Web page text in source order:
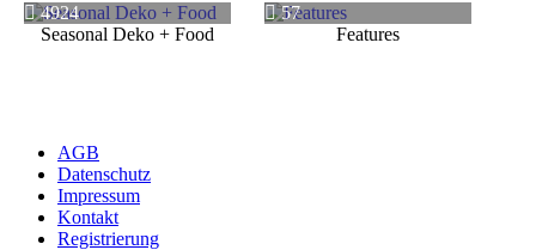
4924
Seasonal Deko + Food
57
Features
AGB
Datenschutz
Impressum
Kontakt
Registrierung